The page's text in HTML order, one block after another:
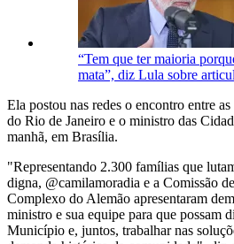
“Tem que ter maioria
mata”, diz Lula sobre
Ela postou nas redes o encontro entre
do Rio de Janeiro e o ministro das
manhã, em Brasília.
"Representando 2.300 famílias que
digna, @camilamoradia e a Comissão
Complexo do Alemão apresentaram
ministro e sua equipe para que possam
Município e, juntos, trabalhar nas